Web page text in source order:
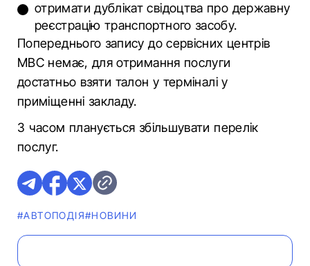
отримати дублікат свідоцтва про державну
реєстрацію транспортного засобу.
Попереднього запису до сервісних центрів
МВС немає, для отримання послуги
достатньо взяти талон у терміналі у
приміщенні закладу.
З часом планується збільшувати перелік
послуг.
#АВТОПОДІЯ#НОВИНИ